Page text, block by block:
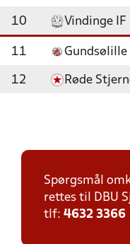
10 Vindinge IF
11 Gundsølille
12 Røde
Spørgsmål
rettes til DBU
tlf: 4632 3366